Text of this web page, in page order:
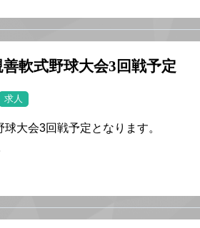
軟式野球大会3回戦予定
求人
大会3回戦予定となります。